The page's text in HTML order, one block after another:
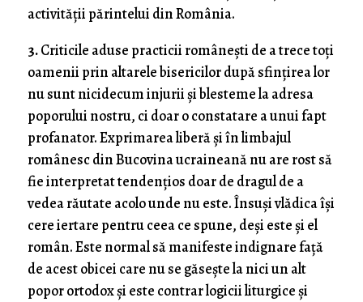
activității părintelui din România.
3.Criticile aduse practicii românești de a trece toți
oamenii prin altarele bisericilor după sfințirea lor
nu sunt nicidecum injurii și blesteme la adresa
poporului nostru, ci doar o constatare a unui fapt
profanator. Exprimarea liberă și în limbajul
românesc din Bucovina ucraineană nu are rost să
fie interpretat tendențios doar de dragul de a
vedea răutate acolo unde nu este. Însuși vlădica își
cere iertare pentru ceea ce spune, deși este și el
român. Este normal să manifeste indignare față
de acest obicei care nu se găsește la nici un alt
popor ortodox și este contrar logicii liturgice și